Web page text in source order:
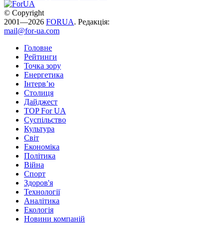
© Copyright
2001—2026 FORUA. Редакція:
mail@for-ua.com
Головне
Рейтинги
Точка зору
Енергетика
Інтерв’ю
Столиця
Дайджест
TOP For UA
Суспiльство
Культура
Світ
Економіка
Політика
Війна
Спорт
Здоров'я
Технології
Аналітика
Екологія
Новини компаній